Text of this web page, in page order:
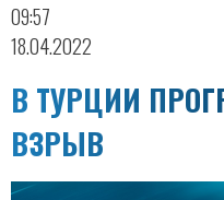
09:57
18.04.2022
В ТУРЦИИ
ВЗРЫВ